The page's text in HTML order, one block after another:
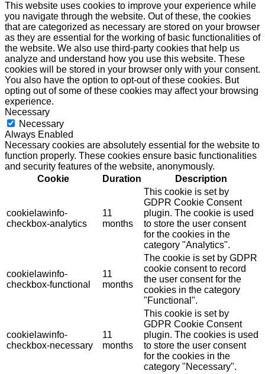
This website uses cookies to improve your experience while
you navigate through the website. Out of these, the cookies
that are categorized as necessary are stored on your browser
as they are essential for the working of basic functionalities of
the website. We also use third-party cookies that help us
analyze and understand how you use this website. These
cookies will be stored in your browser only with your consent.
You also have the option to opt-out of these cookies. But
opting out of some of these cookies may affect your browsing
experience.
Necessary
Necessary
Always Enabled
Necessary cookies are absolutely essential for the website to
function properly. These cookies ensure basic functionalities
and security features of the website, anonymously.
Cookie
Duration Description
cookielawinfo-
checkbox-analytics
11
months
This cookie is set by
GDPR Cookie Consent
plugin. The cookie is used
to store the user consent
for the cookies in the
category "Analytics".
cookielawinfo-
checkbox-functional
11
months
The cookie is set by GDPR
cookie consent to record
the user consent for the
cookies in the category
"Functional".
cookielawinfo-
checkbox-necessary
11
months
This cookie is set by
GDPR Cookie Consent
plugin. The cookies is used
to store the user consent
for the cookies in the
category "Necessary".